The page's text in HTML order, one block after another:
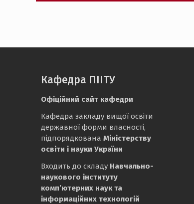
Кафедра ПІІТУ
Офіційний сайт кафедри
Кафедра закладу вищої освіти
державної форми власності,
підпорядкована Міністерству
освіти і науки України
Входить до складу Навчально-
наукового інституту
комп’ютерних наук та
інформаційних технологій